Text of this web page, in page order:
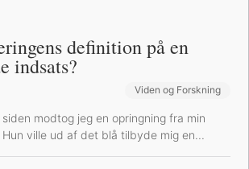
definition på en
indsats?
Viden og Forskning
modtog jeg en opringning fra min
ville ud af det blå tilbyde mig en...